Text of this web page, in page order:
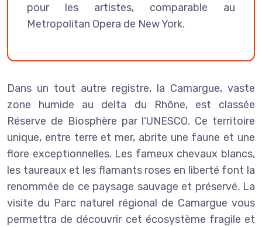
pour les artistes, comparable au
Metropolitan Opera de New York.
Dans un tout autre registre, la Camargue, vaste
zone humide au delta du Rhône, est classée
Réserve de Biosphère par l’UNESCO. Ce territoire
unique, entre terre et mer, abrite une faune et une
flore exceptionnelles. Les fameux chevaux blancs,
les taureaux et les flamants roses en liberté font la
renommée de ce paysage sauvage et préservé. La
visite du Parc naturel régional de Camargue vous
permettra de découvrir cet écosystème fragile et